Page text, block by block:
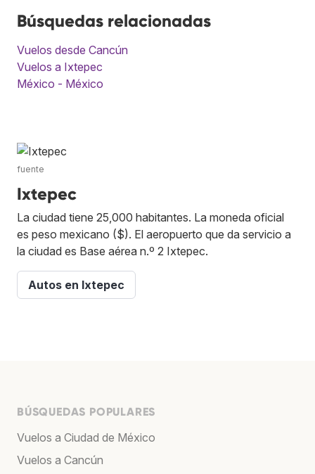
Búsquedas relacionadas
Vuelos desde Cancún
Vuelos a Ixtepec
México - México
fuente
Ixtepec
La ciudad tiene 25,000 habitantes. La moneda oficial
es peso mexicano ($). El aeropuerto que da servicio a
la ciudad es Base aérea n.º 2 Ixtepec.
Autos en Ixtepec
BÚSQUEDAS POPULARES
Vuelos a Ciudad de México
Vuelos a Cancún